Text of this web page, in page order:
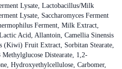
Lysate, Lactobacillus/Milk
Lysate, Saccharomyces Ferment
Ferment, Milk Extract,
Acid, Allantoin, Camellia Sinensis
(Kiwi) Fruit Extract, Sorbitan Stearate,
Distearate, 1,2-
Hydroxyethylcellulose, Carbomer,